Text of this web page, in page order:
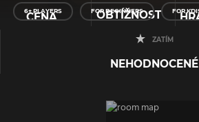
6+ PLAYERS FOR BEGINNERS FOR
CENA OBTÍŽNOST
ZATÍM
NEHODNOCENÉ